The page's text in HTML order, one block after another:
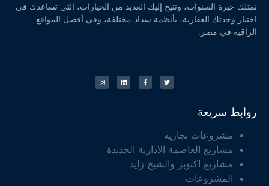
نمتلك خبرة السنوات، ونتيح إليك العديد من الخيارات، التي تساعدك في
اختيار وحدتك العقارية، بأنظمة سداد مختلفة، وفي أفضل المواقع
الراقية في مصر.
روابط سريعة
مشروعات تجارية
مشاريع العاصمة الادارية الجديدة
مشاريع اكتوبر والشيخ زايد
المشروعات